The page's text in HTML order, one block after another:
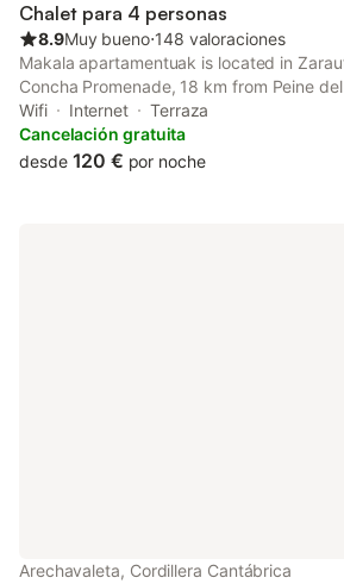
Chalet para 4 personas
8.9Muy bueno⋅148 valoraciones
Makala apartamentuak is located in
Concha Promenade, 18 km from Peine
and 19 km from Monte Igueldo. The
and city views, and is 1.3 km from Zarautz
Wifi Internet
Terraza
Cancelación gratuita
desde 120 € por noche
Arechavaleta, Cordillera Cantábrica